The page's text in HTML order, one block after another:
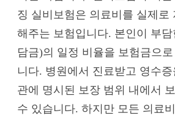
징 실비보험은 의료비를 실제로
해주는 보험입니다. 본인이 부
담금)의 일정 비율을 보험금으
니다. 병원에서 진료받고 영수
관에 명시된 보장 범위 내에서
수 있습니다. 하지만 모든 의료